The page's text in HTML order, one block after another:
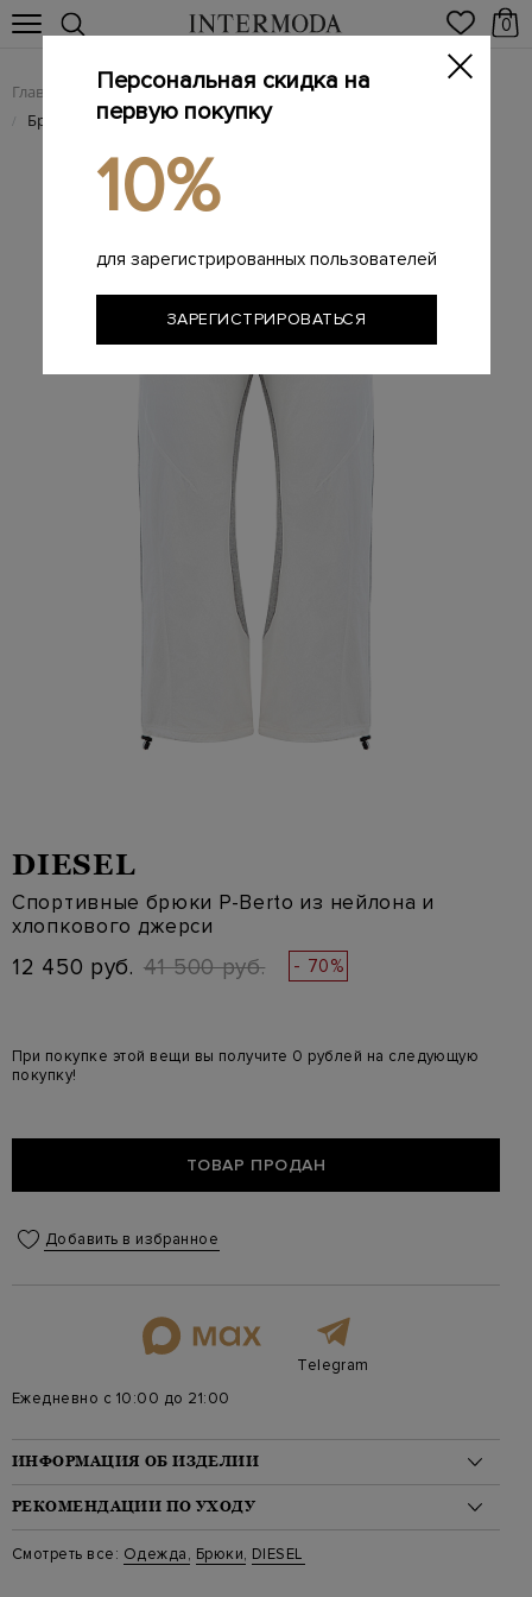
0
Главная Мужчинам / Одежда / Мужские брюки
/ Брендовые мужские брюки
DIESEL
Спортивные брюки P-Berto из нейлона и
хлопкового джерси
12 450 руб. 41 500 руб. - 70%
При покупке этой вещи вы получите 0 рублей на следующую
покупку!
ТОВАР ПРОДАН
Добавить в избранное
Telegram
Ежедневно с 10:00 до 21:00
ИНФОРМАЦИЯ ОБ ИЗДЕЛИИ
Материал: полиамид 100%, хлопок 82%, полиэстер 18%
На модели: 188/95/74/99 на модели размер S
Стиль: Спортивные
Цвет: Белый
РЕКОМЕНДАЦИИ ПО УХОДУ
Стирка: Деликатная стирка при температуре воды до 30
Смотреть все: Одежда, Брюки, DIESEL
Персональная скидка на
первую покупку
10%
для зарегистрированных пользователей
ЗАРЕГИСТРИРОВАТЬСЯ